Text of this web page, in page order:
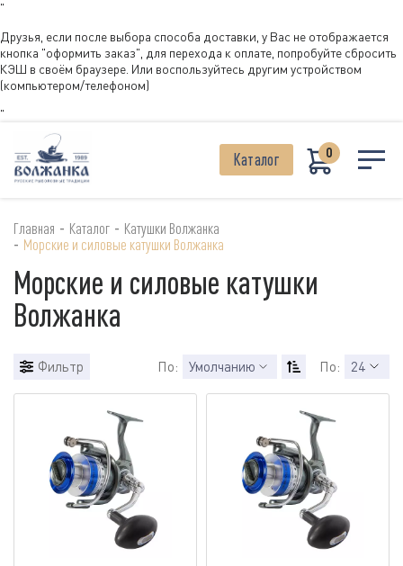
"
Друзья, если после выбора способа доставки, у Вас не отображается
кнопка "оформить заказ", для перехода к оплате, попробуйте сбросить
КЭШ в своём браузере. Или воспользуйтесь другим устройством
(компьютером/телефоном)
"
Каталог 0
Главная - Каталог - Катушки Волжанка
- Морские и силовые катушки Волжанка
Морские и силовые катушки
Волжанка
Фильтр По: Умолчанию По: 24